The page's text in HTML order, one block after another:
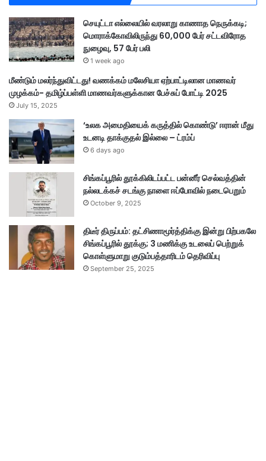
செயுட்டா எல்லையில் வரலாறு காணாத நெருக்கடி;
மொராக்கோவிலிருந்து 60,000 பேர் சட்டவிரோத
நுழைவு, 57 பேர் பலி
1 week ago
மீண்டும் மலர்ந்துவிட்டது! வணக்கம் மலேசியா ஏற்பாட்டிலான மாணவர்
முழக்கம்- தமிழ்ப்பள்ளி மாணவர்களுக்கான பேச்சுப் போட்டி 2025
July 15, 2025
‘உலக அமைதியைக் கருத்தில் கொண்டு’ ஈரான் மீது
உடனடி தாக்குதல் இல்லை – ட்ரம்ப்
6 days ago
சிங்கப்பூரில் தூக்கிலிடப்பட்ட பன்னீர் செல்வத்தின்
நல்லடக்கச் சடங்கு நாளை ஈப்போவில் நடைபெறும்
October 9, 2025
திடீர் திருப்பம்: தட்சிணாமூர்த்திக்கு இன்று பிற்பகலே
சிங்கப்பூரில் தூக்கு; 3 மணிக்கு உடலைப் பெற்றுக்
கொள்ளுமாறு குடும்பத்தாரிடம் தெரிவிப்பு
September 25, 2025